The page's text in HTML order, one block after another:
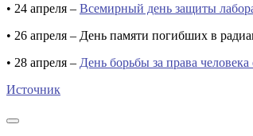
• 24 апреля – Всемирный день защиты
• 26 апреля – День памяти погибших в
• 28 апреля – День борьбы за права
Источник